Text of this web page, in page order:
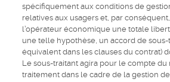
spécifiquement aux conditions de
relatives aux usagers et, par
l’opérateur économique une totale
une telle hypothèse, un accord de sous-
équivalent dans les clauses du contrat)
Le sous-traitant agira pour le compte du
traitement dans le cadre de la gestion